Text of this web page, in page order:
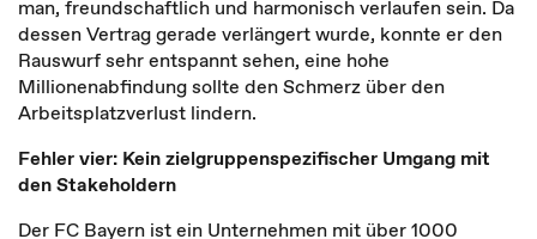
man, freundschaftlich und harmonisch verlaufen sein. Da
dessen Vertrag gerade verlängert wurde, konnte er den
Rauswurf sehr entspannt sehen, eine hohe
Millionenabfindung sollte den Schmerz über den
Arbeitsplatzverlust lindern.
Fehler vier: Kein zielgruppenspezifischer Umgang mit
den Stakeholdern
Der FC Bayern ist ein Unternehmen mit über 1000